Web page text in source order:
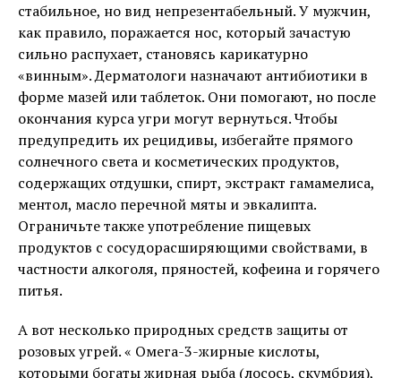
стабильное, но вид непрезентабельный. У мужчин,
как правило, поражается нос, который зачастую
сильно распухает, становясь карикатурно
«винным». Дерматологи назначают антибиотики в
форме мазей или таблеток. Они помогают, но после
окончания курса угри могут вернуться. Чтобы
предупредить их рецидивы, избегайте прямого
солнечного света и косметических продуктов,
содержащих отдушки, спирт, экстракт гамамелиса,
ментол, масло перечной мяты и эвкалипта.
Ограничьте также употребление пищевых
продуктов с сосудорасширяющими свойствами, в
частности алкоголя, пряностей, кофеина и горячего
питья.
А вот несколько природных средств защиты от
розовых угрей. « Омега-3-жирные кислоты,
которыми богаты жирная рыба (лосось, скумбрия),